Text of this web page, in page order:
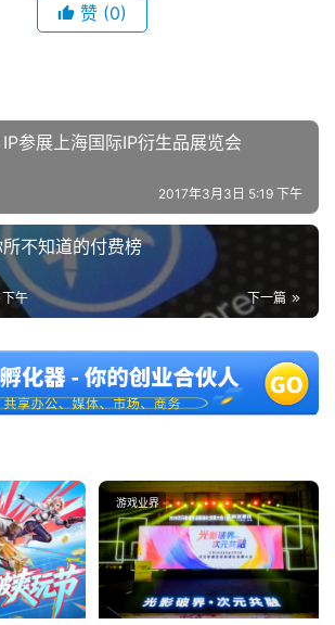
赞 (0)
参展上海国际IP衍生品展览会
2017年3月3日 5:19 下午
不知道的付费榜
下一篇
午
游戏业界